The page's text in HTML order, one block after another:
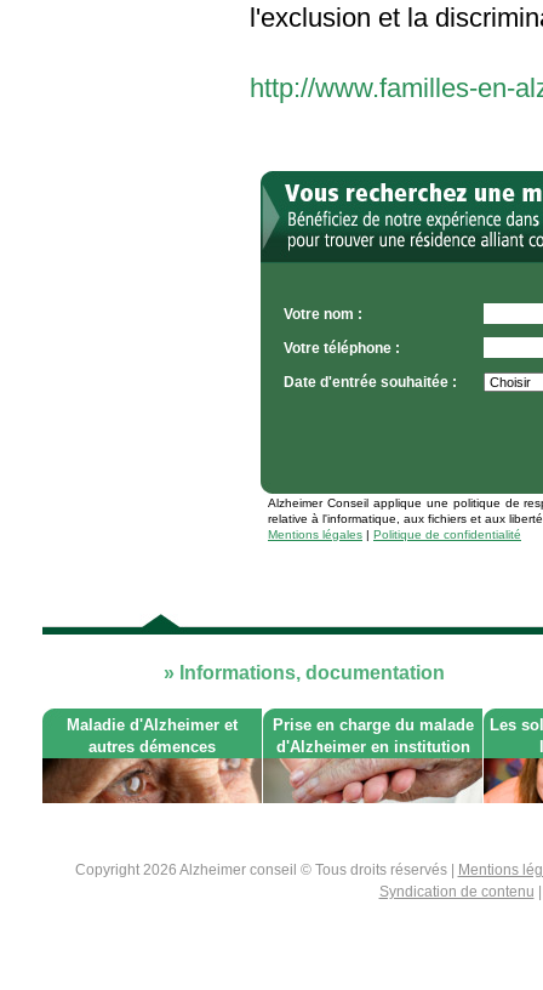
l'exclusion et la
http://www.familles-en-
Votre nom :
Votre téléphone :
Date d'entrée souhaitée :
Alzheimer Conseil applique une politique de
relative à l'informatique, aux fichiers et aux
Mentions légales | Politique de confidentialité
» Informations, documentation
Maladie d'Alzheimer et
autres démences
Prise en charge du malade
d'Alzheimer en institution
Les
Copyright 2026 Alzheimer conseil © Tous droits réservés | Mentions
Syndication de contenu